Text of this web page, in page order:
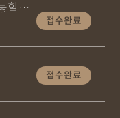
요?
접수완료
접수완료